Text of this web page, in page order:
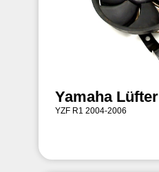
Yamaha Lüfter
YZF R1 2004-2006